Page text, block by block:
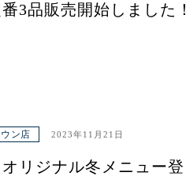
3品販売開始しました！
ン店 2023年11月21日
リジナル冬メニュー登